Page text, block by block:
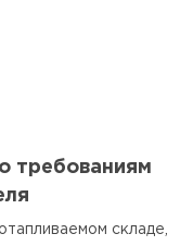
требованиям
складе,